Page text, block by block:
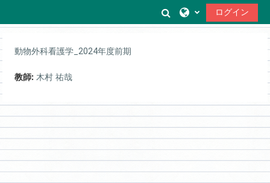
検索入力に切り替
ログイン
動物外科看護学_2024年度前期
教師:木村 祐哉